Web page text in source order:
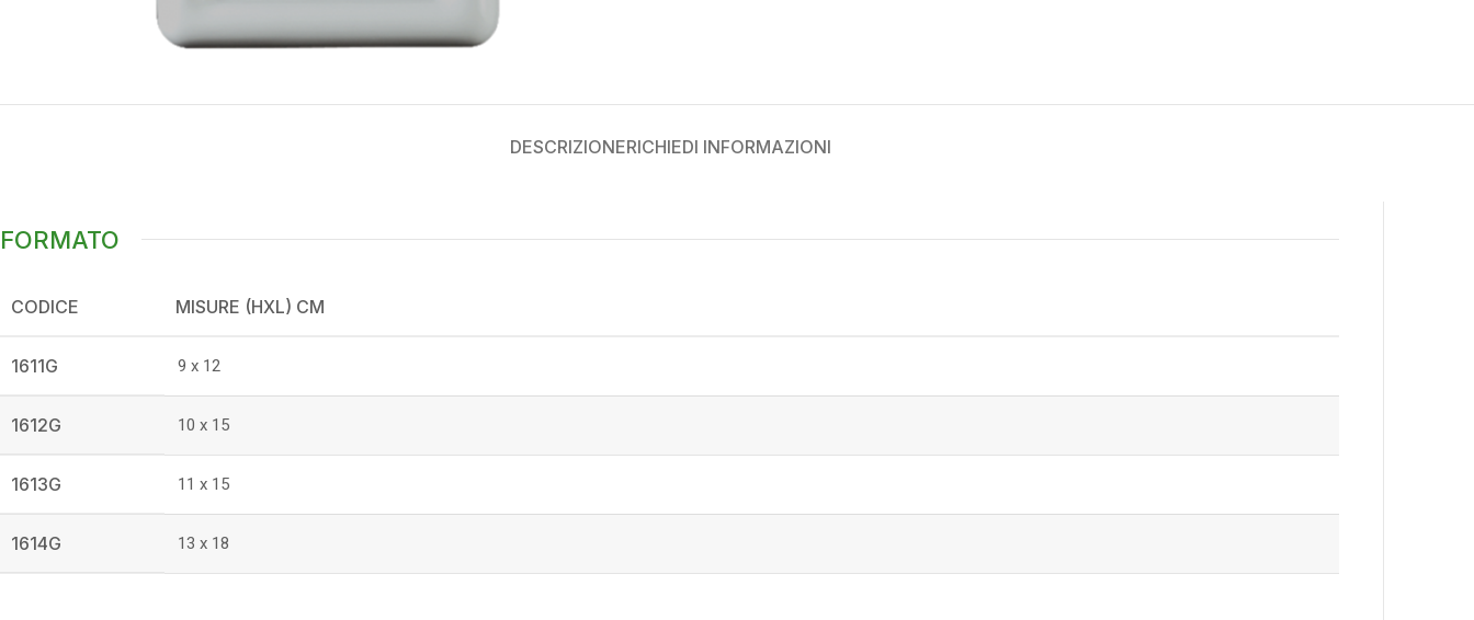
DESCRIZIONERICHIEDI INFORMAZIONI
FORMATO
CODICE MISURE (HXL) CM
1611G 9 x 12
1612G 10 x 15
1613G 11 x 15
1614G 13 x 18